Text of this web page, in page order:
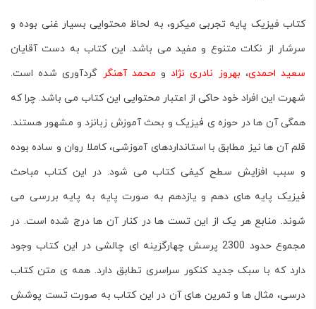
کتاب فیزیک پایه تجربی میکرو، به لحاظ محتوایی بسیار غنی بوده و
سرشار از نکات متنوع و مفید می باشد. این کتاب به دست آقایان
سعید احمدی، بهروز نادری نژادو محمد آهنگر گردآوری شده است.
شهرت این افراد خود حاکی از اعتبار محتوایی این کتاب می باشد. چرا که
همگی آن ها در حوزه ی فیزیک و بحث آموزش زبانزد و مشهور هستند.
قلم آن ها نیز مطابق با استانداردهای آموزشی، کاملا روان و ساده بوده
و سبب افزایش سطح کیفی کتاب می شود. در این کتاب مباحث
فیزیک پایه های دهم و یازدهم به صورت پایه به پایه بررسی می
شوند. منابع هر یک از این تست ها در کنار آن ها درج شده است. در
مجموع حدود 2300 پرسش چهارگزینه ای چالشی در این کتاب وجود
دارد که با سبک جدید کنکور سراسری تطابق دارد. همه ی متن کتاب
درسی، مثال ها و تمرین های آن در این کتاب به صورت تست پوشش